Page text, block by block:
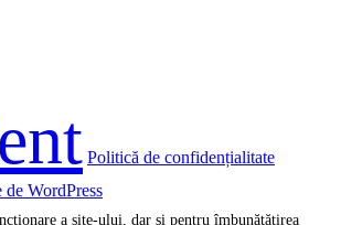
Politică de confidențialitate
de WordPress
a site-ului, dar și pentru îmbunătățirea